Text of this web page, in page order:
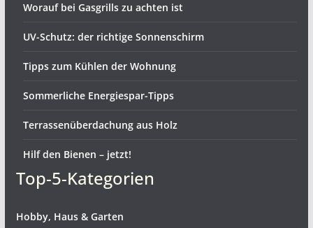
Worauf bei Gasgrills zu achten ist
UV-Schutz: der richtige Sonnenschirm
Tipps zum Kühlen der Wohnung
Sommerliche Energiespar-Tipps
Terrassenüberdachung aus Holz
Hilf den Bienen – jetzt!
Top-5-Kategorien
Hobby, Haus & Garten